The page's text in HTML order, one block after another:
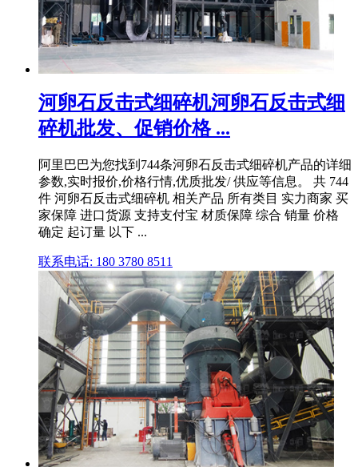
河卵石反击式细碎机河卵石反击式细
碎机批发、促销价格 ...
阿里巴巴为您找到744条河卵石反击式细碎机产品的详细
参数,实时报价,价格行情,优质批发/ 供应等信息。 共 744
件 河卵石反击式细碎机 相关产品 所有类目 实力商家 买
家保障 进口货源 支持支付宝 材质保障 综合 销量 价格
确定 起订量 以下 ...
联系电话: 180 3780 8511